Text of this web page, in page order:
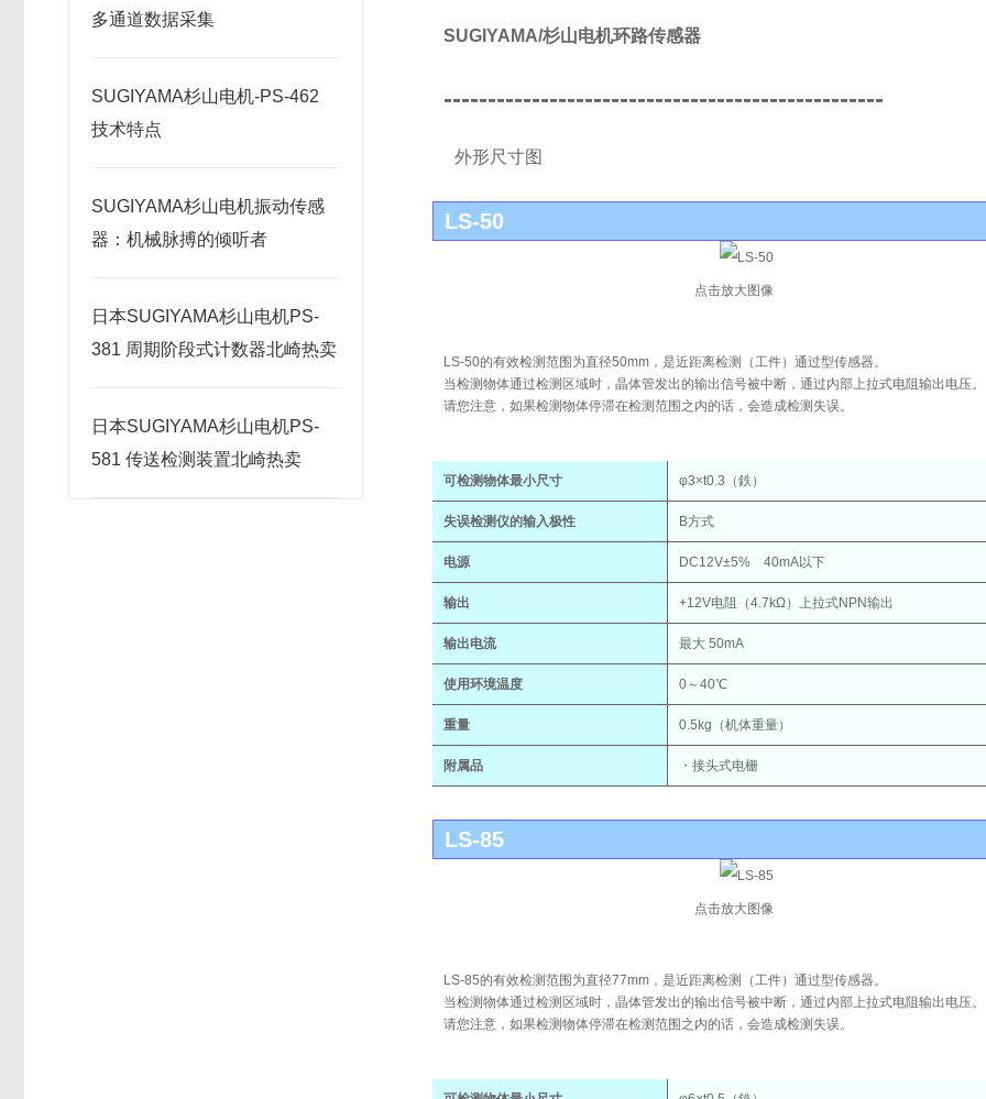
多通道数据采集
SUGIYAMA杉山电机-PS-462
技术特点
SUGIYAMA杉山电机振动传感
器：机械脉搏的倾听者
日本SUGIYAMA杉山电机PS-
381 周期阶段式计数器北崎热卖
日本SUGIYAMA杉山电机PS-
581 传送检测装置北崎热卖
SUGIYAMA/杉山电机环路传感器
--------------------------------------------------
外形尺寸图
LS-50
点击放大图像
LS-50的有效检测范围为直径50mm，是近距离检测（工件）通过型传感器。
当检测物体通过检测区域时，晶体管发出的输出信号被中断，通过内部上拉式电阻输出电压。
请您注意，如果检测物体停滞在检测范围之内的话，会造成检测失误。
可检测物体最小尺寸 φ3×t0.3（鉄）
失误检测仪的输入极性 B方式
电源 DC12V±5% 40mA以下
输出 +12V电阻（4.7kΩ）上拉式NPN输出
输出电流 最大 50mA
使用环境温度 0～40℃
重量 0.5kg（机体重量）
附属品 ・接头式电栅
LS-85
点击放大图像
LS-85的有效检测范围为直径77mm，是近距离检测（工件）通过型传感器。
当检测物体通过检测区域时，晶体管发出的输出信号被中断，通过内部上拉式电阻输出电压。
请您注意，如果检测物体停滞在检测范围之内的话，会造成检测失误。